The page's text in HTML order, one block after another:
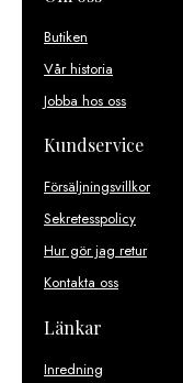
Butiken
Vår historia
Jobba hos oss
Kundservice
Försäljningsvillkor
Sekretesspolicy
Hur gör jag retur
Kontakta oss
Länkar
Inredning